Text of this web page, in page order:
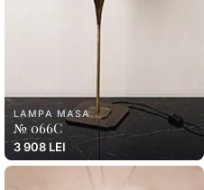
LAMPA MASA
№ 066C
3 908 LEI